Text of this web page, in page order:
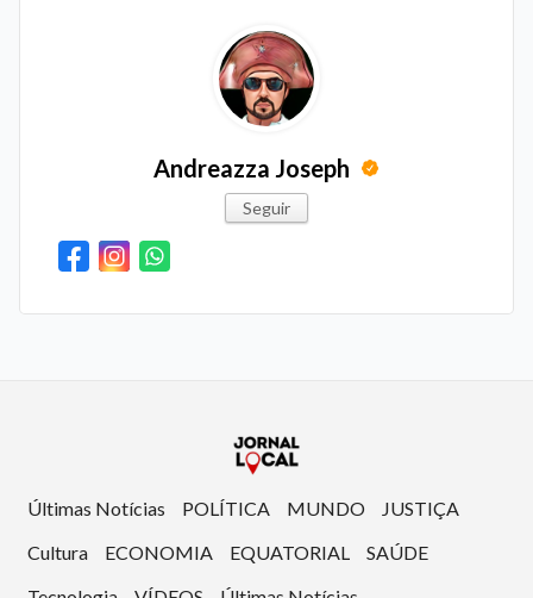
Andreazza Joseph
Seguir
Últimas Notícias POLÍTICA MUNDO
JUSTIÇA
Cultura
ECONOMIA EQUATORIAL
SAÚDE